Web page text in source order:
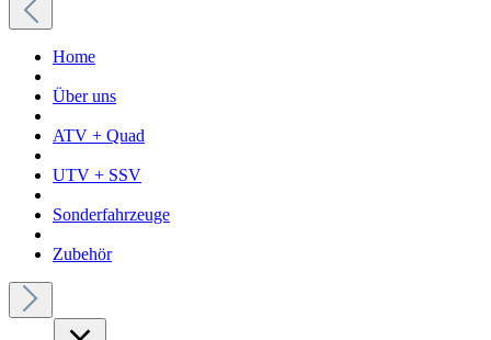
Home
Über uns
ATV + Quad
UTV + SSV
Sonderfahrzeuge
Zubehör